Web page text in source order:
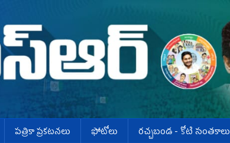
పత్రికా ప్రకటనలు ఫోటోలు ర‌చ్చ‌బండ‌ - కోటి సంత‌కాలు